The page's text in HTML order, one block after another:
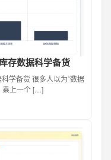
存数据科学备货
学备货 很多人以为“数据
乘上一个 […]